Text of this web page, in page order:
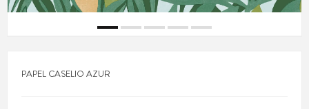
PAPEL CASELIO AZUR